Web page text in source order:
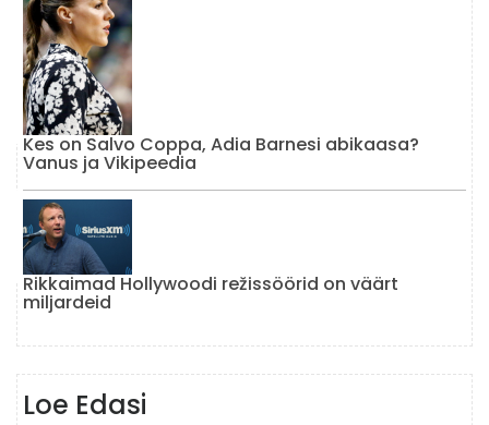
Kes on Salvo Coppa, Adia Barnesi abikaasa?
Vanus ja Vikipeedia
Rikkaimad Hollywoodi režissöörid on väärt
miljardeid
Loe Edasi